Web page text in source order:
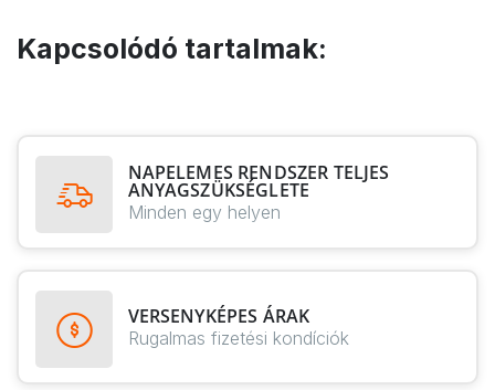
Kapcsolódó tartalmak:
NAPELEMES RENDSZER TELJES
ANYAGSZÜKSÉGLETE
Minden egy helyen
VERSENYKÉPES ÁRAK
Rugalmas fizetési kondíciók